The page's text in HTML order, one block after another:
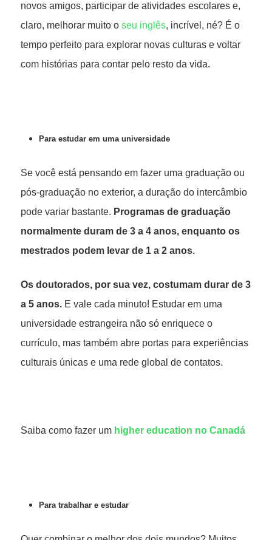
novos amigos, participar de atividades escolares e,
claro, melhorar muito o seu inglês, incrível, né? É o
tempo perfeito para explorar novas culturas e voltar
com histórias para contar pelo resto da vida.
Para estudar em uma universidade
Se você está pensando em fazer uma graduação ou
pós-graduação no exterior, a duração do intercâmbio
pode variar bastante. Programas de graduação
normalmente duram de 3 a 4 anos, enquanto os
mestrados podem levar de 1 a 2 anos.
Os doutorados, por sua vez, costumam durar de 3
a 5 anos.E vale cada minuto! Estudar em uma
universidade estrangeira não só enriquece o
currículo, mas também abre portas para experiências
culturais únicas e uma rede global de contatos.
Saiba como fazer um higher education no Canadá
Para trabalhar e estudar